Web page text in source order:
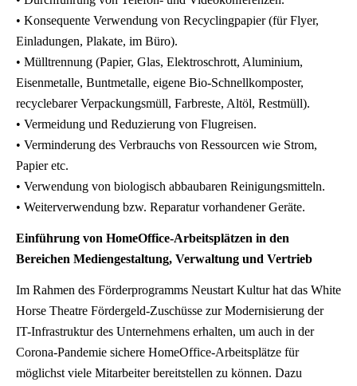
• Konsequente Verwendung von Recyclingpapier (für Flyer,
Einladungen, Plakate, im Büro).
• Mülltrennung (Papier, Glas, Elektroschrott, Aluminium,
Eisenmetalle, Buntmetalle, eigene Bio-Schnellkomposter,
recyclebarer Verpackungsmüll, Farbreste, Altöl, Restmüll).
• Vermeidung und Reduzierung von Flugreisen.
• Verminderung des Verbrauchs von Ressourcen wie Strom,
Papier etc.
• Verwendung von biologisch abbaubaren Reinigungsmitteln.
• Weiterverwendung bzw. Reparatur vorhandener Geräte.
Einführung von HomeOffice-Arbeitsplätzen in den
Bereichen Mediengestaltung, Verwaltung und Vertrieb
Im Rahmen des Förderprogramms Neustart Kultur hat das White
Horse Theatre Fördergeld-Zuschüsse zur Modernisierung der
IT-Infrastruktur des Unternehmens erhalten, um auch in der
Corona-Pandemie sichere HomeOffice-Arbeitsplätze für
möglichst viele Mitarbeiter bereitstellen zu können. Dazu